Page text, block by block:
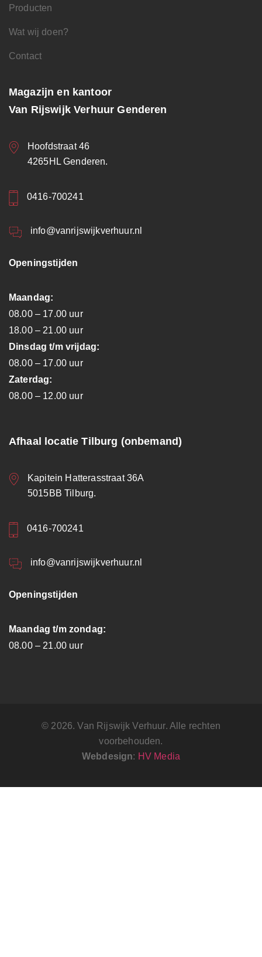
Producten
Wat wij doen?
Contact
Magazijn en kantoor
Van Rijswijk Verhuur Genderen
Hoofdstraat 46
4265HL Genderen.
0416-700241
info@vanrijswijkverhuur.nl
Openingstijden
Maandag:
08.00 – 17.00 uur
18.00 – 21.00 uur
Dinsdag t/m vrijdag:
08.00 – 17.00 uur
Zaterdag:
08.00 – 12.00 uur
Afhaal locatie Tilburg (onbemand)
Kapitein Hatterasstraat 36A
5015BB Tilburg.
0416-700241
info@vanrijswijkverhuur.nl
Openingstijden
Maandag t/m zondag:
08.00 – 21.00 uur
© 2026. Van Rijswijk Verhuur. Alle rechten
voorbehouden.
Webdesign: HV Media